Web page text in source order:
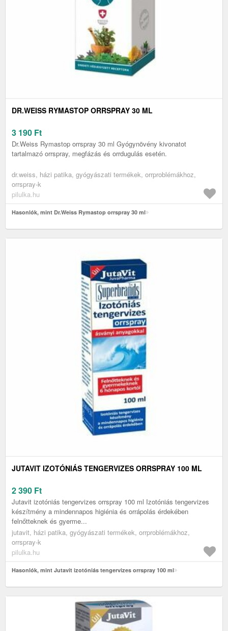
DR.WEISS RYMASTOP ORRSPRAY 30 ML
3 190 Ft
Dr.Weiss Rymastop orrspray 30 ml Gyógynövény kivonatot
tartalmazó orrspray, megfázás és orrdugulás esetén.
dr.weiss, házi patika, gyógyászati termékek, orrproblémákhoz,
orrspray-k
pilulka.hu
Hasonlók, mint Dr.Weiss Rymastop orrspray 30 ml
JUTAVIT IZOTÓNIÁS TENGERVIZES ORRSPRAY 100 ML
2 390 Ft
Jutavit izotóniás tengervizes orrspray 100 ml Izotóniás tengervizes
készítmény a mindennapos higiénia és orrápolás érdekében
felnőtteknek és gyerme...
jutavit, házi patika, gyógyászati termékek, orrproblémákhoz,
orrspray-k
pilulka.hu
Hasonlók, mint Jutavit izotóniás tengervizes orrspray 100 ml